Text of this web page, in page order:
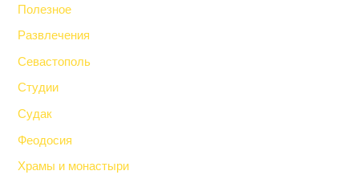
Полезное
Развлечения
Севастополь
Студии
Судак
Феодосия
Храмы и монастыри